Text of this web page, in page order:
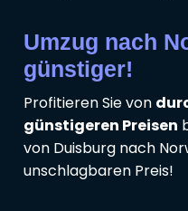
Umzug nach
günstiger!
Profitieren Sie von
günstigeren Preisen
von Duisburg nach
unschlagbaren Preis!